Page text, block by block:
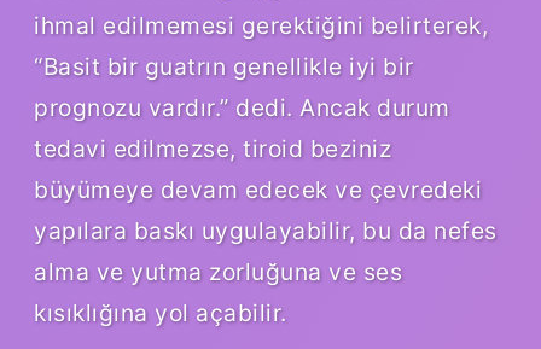
ihmal edilmemesi gerektiğini belirterek,
“Basit bir guatrın genellikle iyi bir
prognozu vardır.” dedi. Ancak durum
tedavi edilmezse, tiroid beziniz
büyümeye devam edecek ve çevredeki
yapılara baskı uygulayabilir, bu da nefes
alma ve yutma zorluğuna ve ses
kısıklığına yol açabilir.